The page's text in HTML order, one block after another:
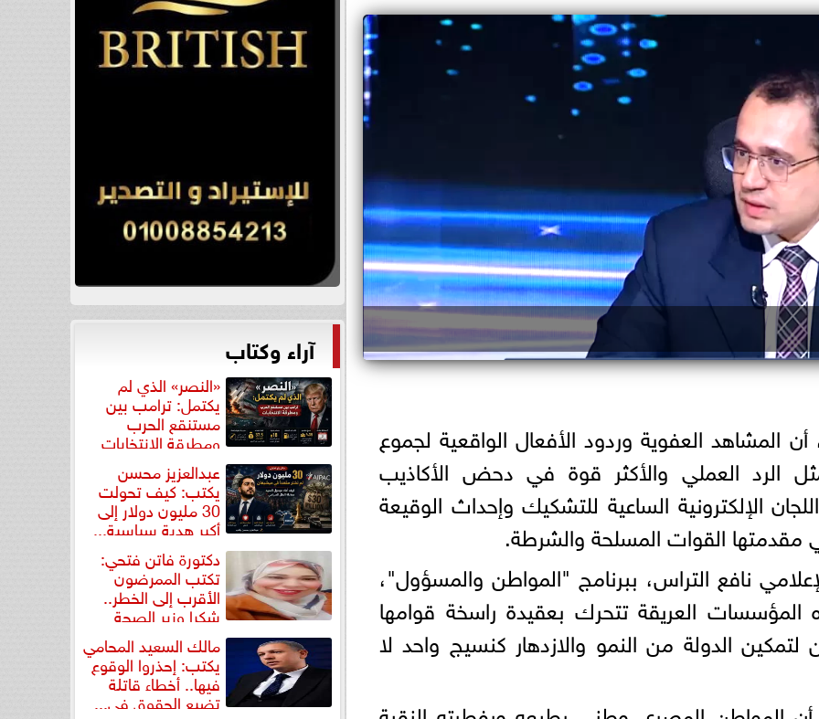
العفوية وردود الأفعال الواقعية لجموع
الرد العملي والأكثر قوة في دحض الأكاذيب
الإلكترونية الساعية للتشكيك وإحداث الوقيعة
القوات المسلحة والشرطة.
نافع التراس، ببرنامج "المواطن والمسؤول"،
العريقة تتحرك بعقيدة راسخة قوامها
الدولة من النمو والازدهار كنسيج واحد لا
آراء وكتاب
«النصر» الذي لم
يكتمل: ترامب بين
مستنقع الحرب
ومطرقة الانتخابات
عبدالعزيز محسن
يكتب: كيف تحولت
30 مليون دولار إلى
أكبر هدية سياسية...
دكتورة فاتن فتحي:
تكتب الممرضون
الأقرب إلى الخطر..
شكرا وزير الصحة
لتكريم... مالك السعيد المحامي
يكتب: إحذروا الوقوع
فيها.. أخطاء قاتلة
تضيع الحقوق في...